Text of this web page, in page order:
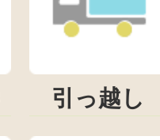
引っ越し